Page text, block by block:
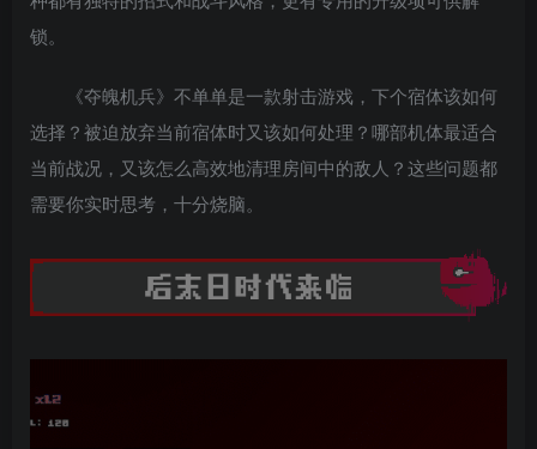
锁。
《夺魄机兵》不单单是一款射击游戏，下个宿体该如何
选择？被迫放弃当前宿体时又该如何处理？哪部机体最适合
当前战况，又该怎么高效地清理房间中的敌人？这些问题都
需要你实时思考，十分烧脑。